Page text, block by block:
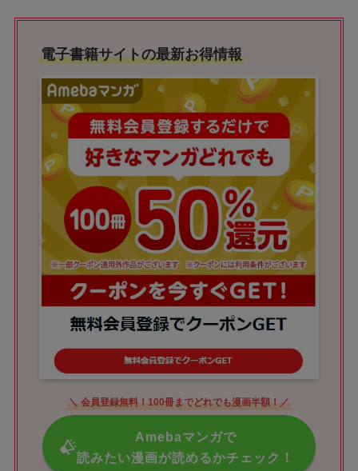
電子書籍サイトの最新お得情報
＼ 会員登録無料！100冊までどれでも漫画半額！／
Amebaマンガで
読みたい漫画が読めるかチェック！